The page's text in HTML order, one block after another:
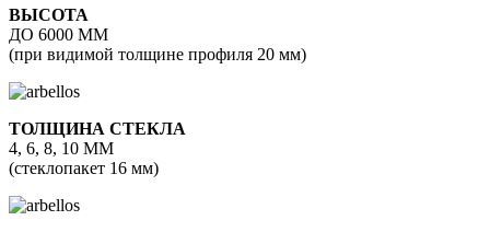
ВЫСОТА
ДО 6000 ММ
(при видимой толщине профиля 20 мм)
ТОЛЩИНА СТЕКЛА
4, 6, 8, 10 ММ
(стеклопакет 16 мм)